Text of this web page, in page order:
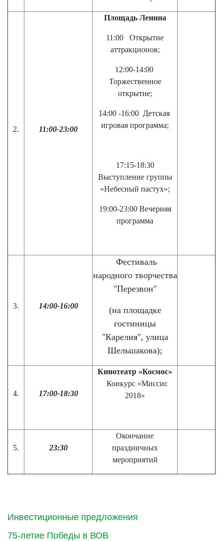
Инвестиционные предложения
75-летие Победы в ВОВ
2. 11:00-23:00
Площадь Ленина
11:00 Открытие
аттракционов;
12:00-14:00
Торжественное
открытие;
14:00 -16:00 Детская
игровая программа;
17:15-18:30
Выступление группы
«Небесный пастух»;
19:00-23:00 Вечерняя
программа
3. 14:00-16:00
Фестиваль
народного творчества
"Перезвон"
(на площадке
гостиницы
"Карелия", улица
Шельшакова);
4. 17:00-18:30
Кинотеатр «Космос»
Конкурс «Миссис
2018»
5. 23:30
Окончание
праздничных
мероприятий